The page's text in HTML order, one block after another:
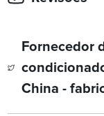
Fornecedor
China -